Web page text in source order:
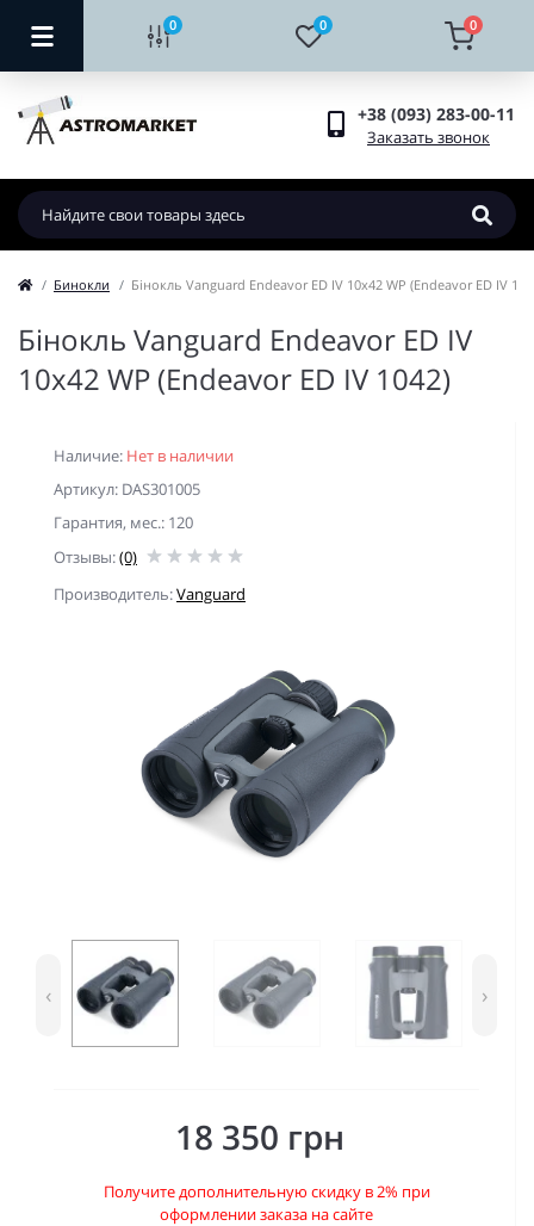
0 0 0
+38 (093) 283-00-11
Заказать звонок
Бинокли Бінокль Vanguard Endeavor ED IV 10x42 WP (Endeavor ED IV
Бінокль Vanguard Endeavor ED IV
10x42 WP (Endeavor ED IV 1042)
Наличие: Нет в наличии
Артикул: DAS301005
Гарантия, мес.: 120
Отзывы:(0)
Производитель:Vanguard
‹ ›
18 350 грн
Получите дополнительную скидку в 2% при
оформлении заказа на сайте